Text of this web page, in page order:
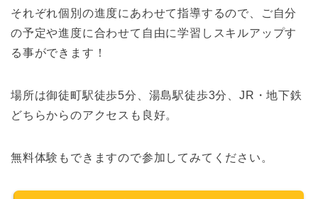
それぞれ個別の進度にあわせて指導するので、ご自分
の予定や進度に合わせて自由に学習しスキルアップす
る事ができます！
場所は御徒町駅徒歩5分、湯島駅徒歩3分、JR・地下鉄
どちらからのアクセスも良好。
無料体験もできますので参加してみてください。